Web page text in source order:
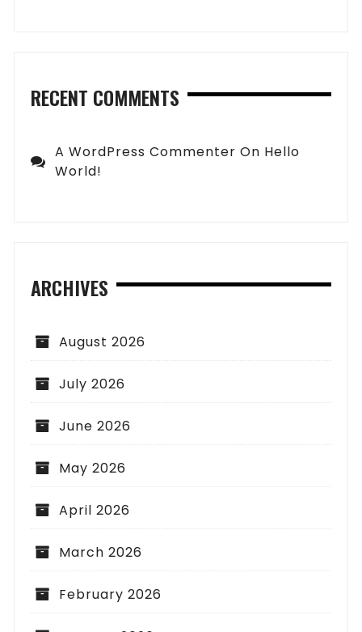
RECENT COMMENTS
A WordPress Commenter On Hello
World!
ARCHIVES
August 2026
July 2026
June 2026
May 2026
April 2026
March 2026
February 2026